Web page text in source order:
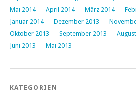
Mai 2014
April 2014 März 2014
Januar 2014
Dezember 2013
Oktober 2013
September 2013
Juni 2013
Mai 2013
KATEGORIEN